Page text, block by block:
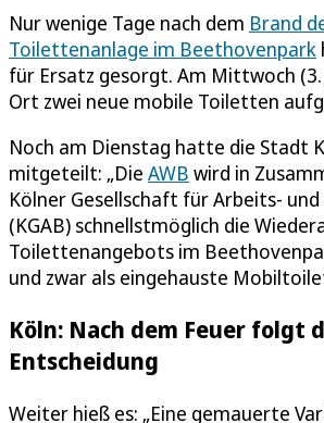
Nur wenige Tage nach dem Brand
Toilettenanlage im Beethovenpark
für Ersatz gesorgt. Am Mittwoch (3.
Ort zwei neue mobile Toiletten
Noch am Dienstag hatte die Stadt
mitgeteilt: „Die AWB wird in
Kölner Gesellschaft für Arbeits-
(KGAB) schnellstmöglich die
Toilettenangebots im
und zwar als eingehauste
Köln: Nach dem Feuer folgt
Entscheidung
Weiter hieß es: „Eine gemauerte